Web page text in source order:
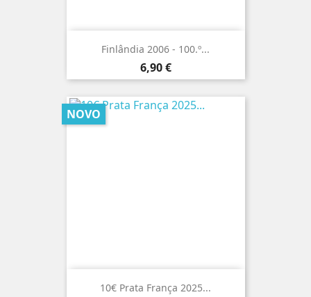
Finlândia 2006 - 100.º...
Preço
6,90 €
10€ Prata França 2025...
NOVO